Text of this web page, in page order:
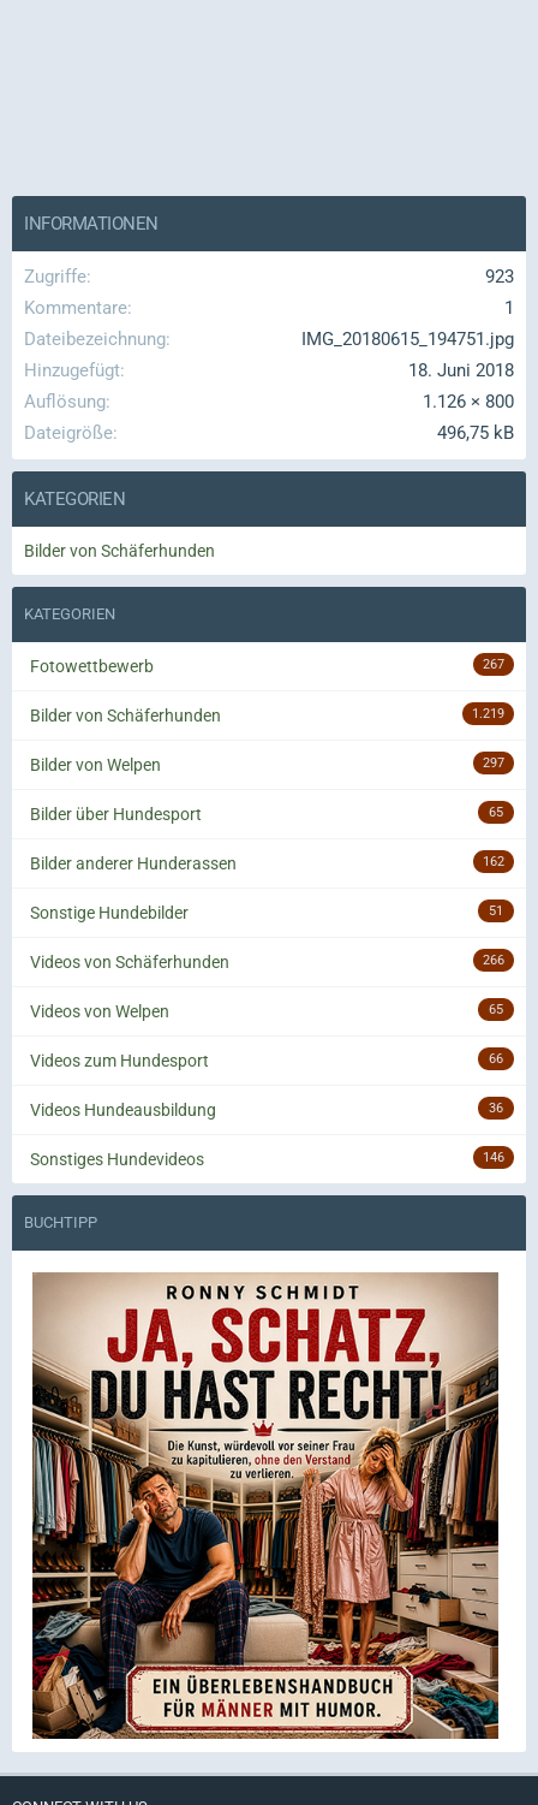
INFORMATIONEN
Zugriffe
923
Kommentare
1
Dateibezeichnung
IMG_20180615_194751.jpg
Hinzugefügt
18. Juni 2018
Auflösung
1.126 × 800
Dateigröße
496,75 kB
KATEGORIEN
Bilder von Schäferhunden
KATEGORIEN
Fotowettbewerb 267
Bilder von Schäferhunden 1.219
Bilder von Welpen 297
Bilder über Hundesport 65
Bilder anderer Hunderassen 162
Sonstige Hundebilder 51
Videos von Schäferhunden 266
Videos von Welpen 65
Videos zum Hundesport 66
Videos Hundeausbildung 36
Sonstiges Hundevideos 146
BUCHTIPP